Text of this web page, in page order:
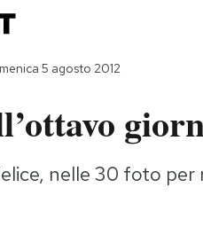
5 agosto 2012
nelle 30 foto per